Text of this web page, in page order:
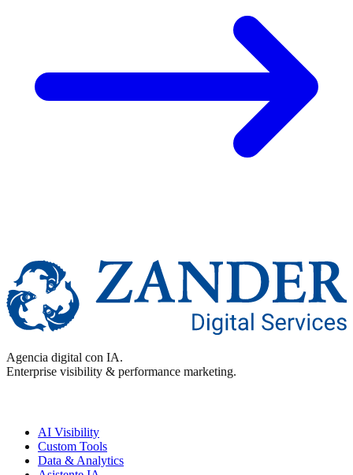
Agencia digital con IA.
Enterprise visibility & performance marketing.
AI Visibility
Custom Tools
Data & Analytics